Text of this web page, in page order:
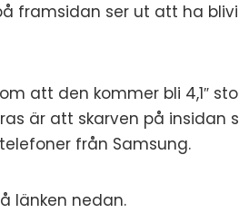
framsidan ser ut att ha
att den kommer bli 4,1″
är att skarven på insidan
från Samsung.
länken nedan.